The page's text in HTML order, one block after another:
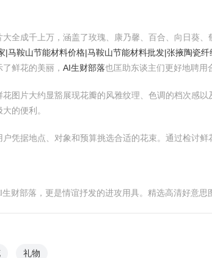
全成千上万，涵盖了玫瑰、康乃馨、百合、向日葵
|马鞍山节能材料价格|马鞍山节能材料批发|张掖陶瓷纤
鲜花的美丽， AI生财部落也匡助东谈主们更好地聘用
图片大约显豁展现花瓣的风雅纹理、色调的档次感
的便利。
凭据地点、对象和预算挑选合适的花束。通过检讨
财部落，更是情谊抒发的进攻用具。精选高清好意思
礼物